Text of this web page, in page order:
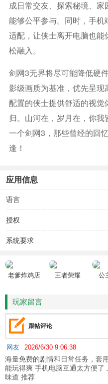
成日常交友、探索秘境、
能够公平参与。同时，手
适配，让侠士离开电脑也
松融入。
剑网3无界将尽可能降低硬
影级画质为基准，优先呈
配置的侠士提供舒适的视
归。山河在，岁月在，你
一个剑网3，那些曾经的回
逢！
应用信息
语言
授权
系统要求
老爹炸鸡店
王者荣耀 公
玩家留言
跟帖评论
网友 2026/6/30 9:06:38
海量免费的剧情和日常任务，套
能玩得爽 手机电脑互通太方便了
味道 推荐